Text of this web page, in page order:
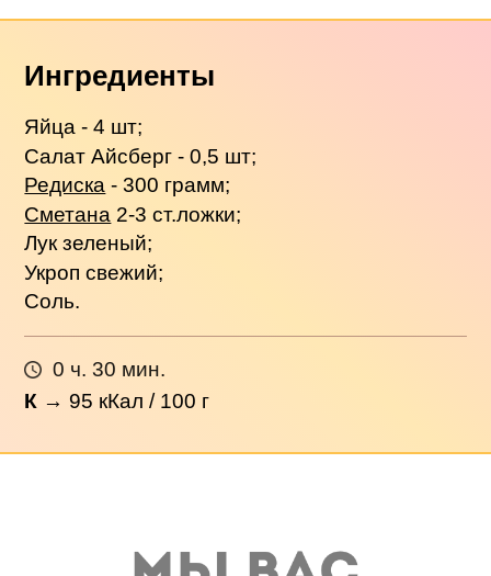
Ингредиенты
Яйца - 4 шт;
Салат Айсберг - 0,5 шт;
Редиска - 300 грамм;
Сметана 2-3 ст.ложки;
Лук зеленый;
Укроп свежий;
Соль.
0 ч. 30 мин.
К → 95 кКал / 100 г